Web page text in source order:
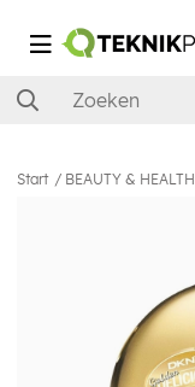
Start BEAUTY & HEALTH